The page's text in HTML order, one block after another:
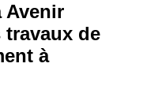
Avenir
de
à